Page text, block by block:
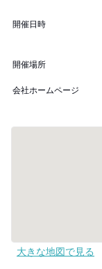
開催日時
開催場所
会社ホームページ
大きな地図で見る